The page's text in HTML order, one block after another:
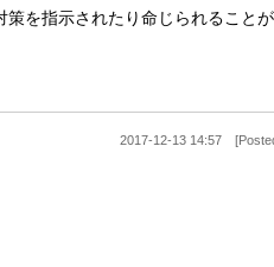
を指示されたり命じられること
2017-12-13 14:57